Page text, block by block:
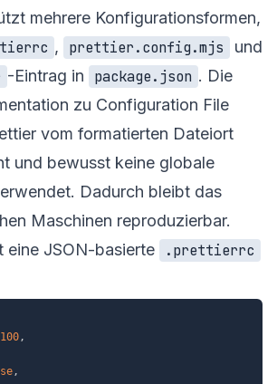
mehrere Konfigurationsformen,
, prettier.config.mjs
und
-Eintrag in package.json . Die
zu Configuration File
vom formatierten Dateiort
und bewusst keine globale
Dadurch bleibt das
Maschinen reproduzierbar.
eine JSON-basierte
.prettierrc
100,
,